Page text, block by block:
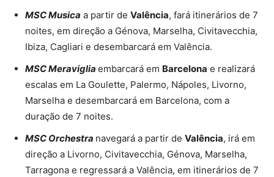
MSC Musica a partir de Valência, fará itinerários de 7
noites, em direção a Génova, Marselha, Civitavecchia,
Ibiza, Cagliari e desembarcará em Valência.
MSC Meraviglia embarcará em Barcelona e realizará
escalas em La Goulette, Palermo, Nápoles, Livorno,
Marselha e desembarcará em Barcelona, com a
duração de 7 noites.
MSC Orchestra navegará a partir de Valência, irá em
direção a Livorno, Civitavecchia, Génova, Marselha,
Tarragona e regressará a Valência, em itinerários de 7